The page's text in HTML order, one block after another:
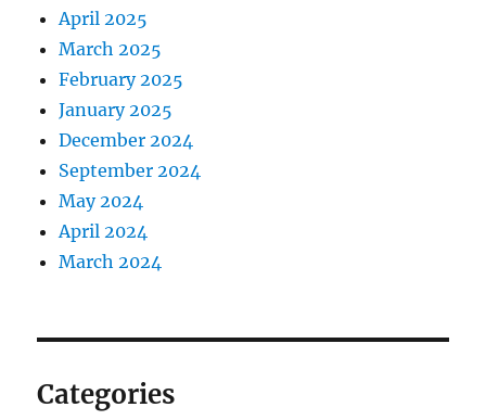
April 2025
March 2025
February 2025
January 2025
December 2024
September 2024
May 2024
April 2024
March 2024
Categories